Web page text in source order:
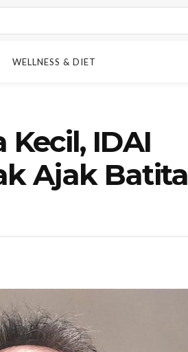
WELLNESS & DIET
IDAI
Ajak Batita